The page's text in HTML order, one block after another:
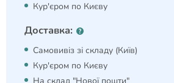
Кур'єром по Києву
Доставка:
Самовивіз зі складу (Київ)
Кур'єром по Києву